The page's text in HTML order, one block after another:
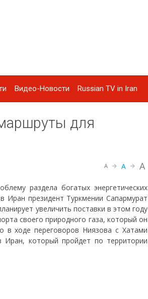
Видео-Новости Russian TV in Iran
для
A A A
раздела богатых энергетических
Иран президент Туркмении Сапармурат
увеличить поставки в этом году
своего природного газа, который он
ходе переговоров Ниязова с Хатами
Иран, который пройдет по территории